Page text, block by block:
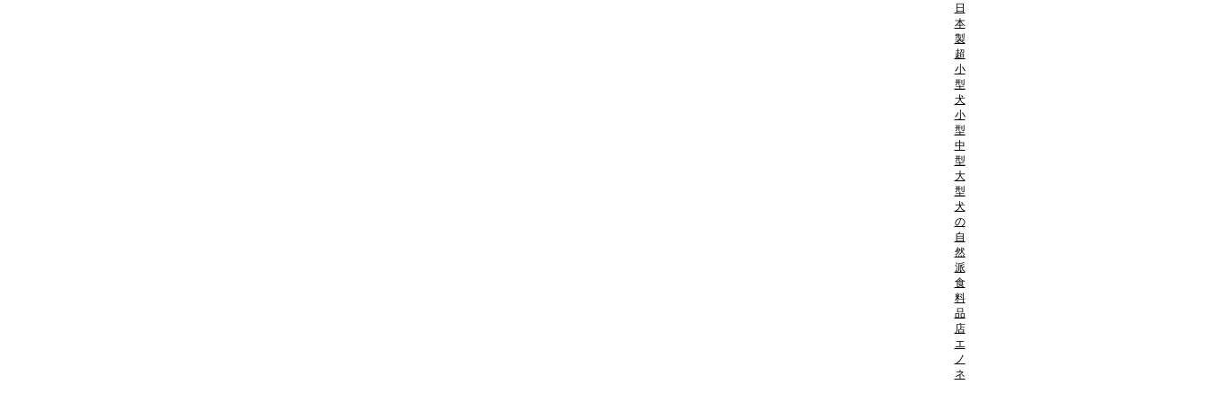
日
本
製
超
小
型
犬
小
型
中
型
大
型
犬
の
自
然
派
食
料
品
店
エ
ノ
ネ